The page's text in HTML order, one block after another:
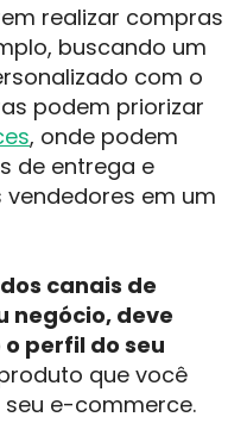
realizar compras
buscando um
com o
podem priorizar
, onde podem
de entrega e
em um
canais de
negócio, deve
perfil do seu
que você
e-commerce.